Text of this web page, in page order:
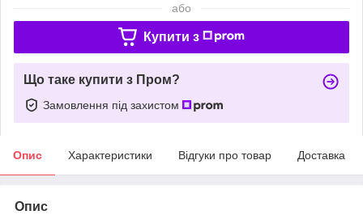
або
Купити з
Що таке купити з Пром?
Замовлення під захистом
Опис Характеристики Відгуки про товар Доставка
Опис